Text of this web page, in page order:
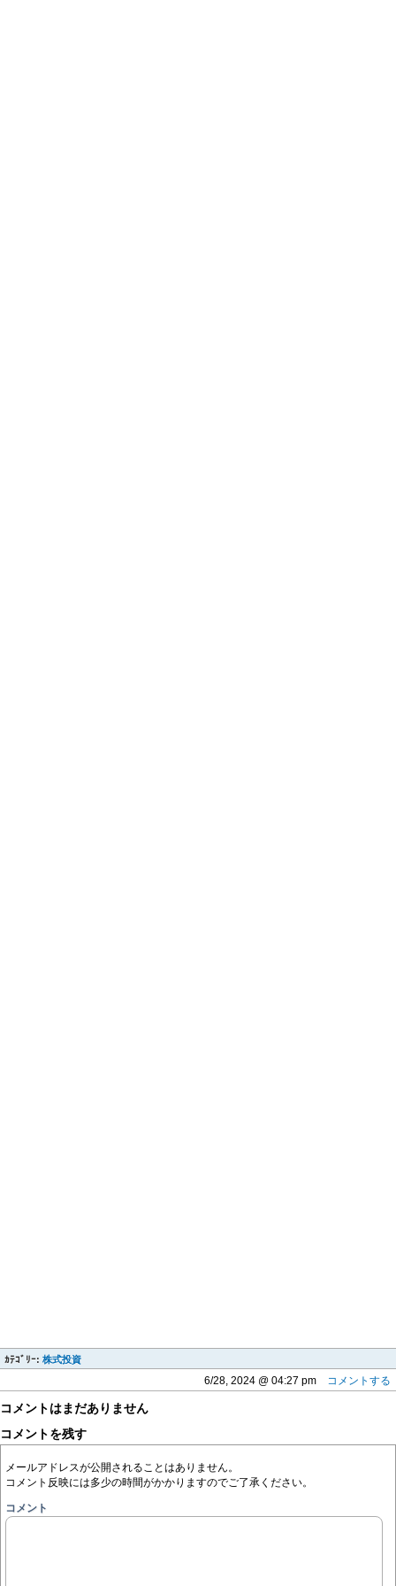
ｶﾃｺﾞﾘｰ: 株式投資
6/28, 2024 @ 04:27 pm コメントする
コメントはまだありません
コメントを残す
メールアドレスが公開されることはありません。
コメント反映には多少の時間がかかりますのでご了承ください。
コメント